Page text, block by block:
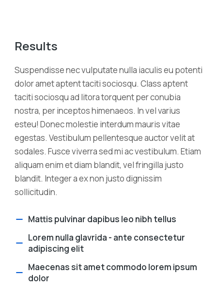
Results
Suspendisse nec vulputate nulla iaculis eu potenti
dolor amet aptent taciti sociosqu. Class aptent
taciti sociosqu ad litora torquent per conubia
nostra, per inceptos himenaeos. In vel varius
esteu! Donec molestie interdum mauris vitae
egestas. Vestibulum pellentesque auctor velit at
sodales. Fusce viverra sed mi ac vestibulum. Etiam
aliquam enim et diam blandit, vel fringilla justo
blandit. Integer a ex non justo dignissim
sollicitudin.
Mattis pulvinar dapibus leo nibh tellus
Lorem nulla glavrida - ante consectetur
adipiscing elit
Maecenas sit amet commodo lorem ipsum
dolor